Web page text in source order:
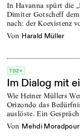
In Havanna spürt die
Dimiter Gotscheff
nach: der Koexistenz
von Harald Müller
TDZ+
Im Dialog mit
Wie Heiner Müllers
Orizondo das
auslöste. Ein Gespräch
von Mehdi Moradpour